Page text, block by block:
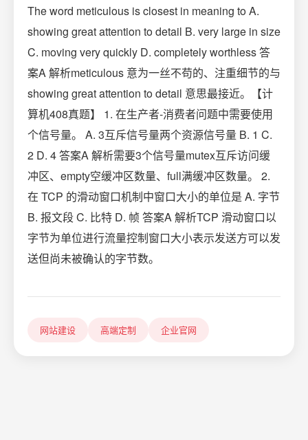
The word meticulous is closest in meaning to A.
showing great attention to detail B. very large in size
C. moving very quickly D. completely worthless 答
案A 解析meticulous 意为一丝不苟的、注重细节的与
showing great attention to detail 意思最接近。【计
算机408真题】 1. 在生产者-消费者问题中需要使用
个信号量。 A. 3互斥信号量两个资源信号量 B. 1 C.
2 D. 4 答案A 解析需要3个信号量mutex互斥访问缓
冲区、empty空缓冲区数量、full满缓冲区数量。 2.
在 TCP 的滑动窗口机制中窗口大小的单位是 A. 字节
B. 报文段 C. 比特 D. 帧 答案A 解析TCP 滑动窗口以
字节为单位进行流量控制窗口大小表示发送方可以发
送但尚未被确认的字节数。
网站建设 高端定制 企业官网